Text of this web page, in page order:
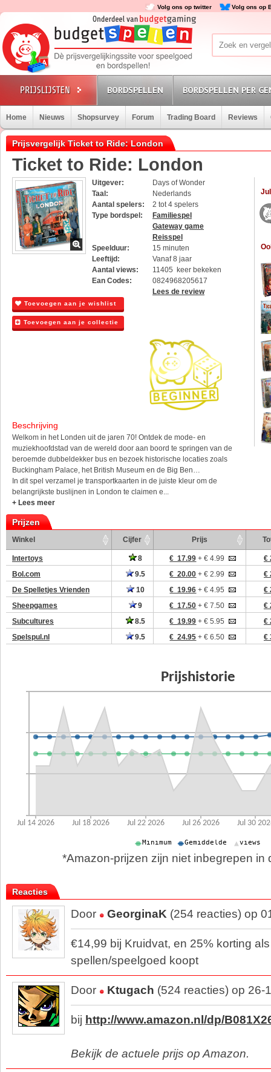
Volg ons op twitter Volg ons op
BORDSPELLEN BORDSPELLEN PER
Home Nieuws Shopsurvey Forum Trading Board Reviews
Prijsvergelijk Ticket to Ride: London
Ticket to Ride: London
Uitgever:
Days of Wonder
Taal:
Nederlands
Aantal spelers:
2 tot 4 spelers
Type bordspel:
Familiespel
Gateway game
Reisspel
Speelduur:
15 minuten
Leeftijd:
Vanaf 8 jaar
Aantal views:
11405 keer bekeken
Ean Codes:
0824968205617
Lees de review
Toevoegen aan je wishlist
Toevoegen aan je collectie
Beschrijving
Welkom in het Londen uit de jaren 70! Ontdek de mode- en
muziekhoofdstad van de wereld door aan boord te springen van de
beroemde dubbeldekker bus en bezoek historische locaties zoals
Buckingham Palace, het British Museum en de Big Ben…
In dit spel verzamel je transportkaarten in de juiste kleur om de
belangrijkste buslijnen in London te claimen e...
+ Lees meer
Prijzen
Winkel Cijfer Prijs
Intertoys 8 € 17.99 + € 4.99
€
Bol.com
9.5 € 20.00 + € 2.99
€
De Spelletjes Vrienden
10 € 19.96 + € 4.95
€
Sheepgames
9 € 17.50 + € 7.50
€
Subcultures
8.5 € 19.99 + € 5.95
€
Spelspul.nl
9.5 € 24.95 + € 6.50 €
*Amazon-prijzen zijn niet inbegrepen in
Reacties
Door GeorginaK (254 reacties) op
€14,99 bij Kruidvat, en 25% korting
spellen/speelgoed koopt
Door Ktugach (524 reacties) op 26-
bij http://www.amazon.nl/dp/
Bekijk de actuele prijs op Amazon.